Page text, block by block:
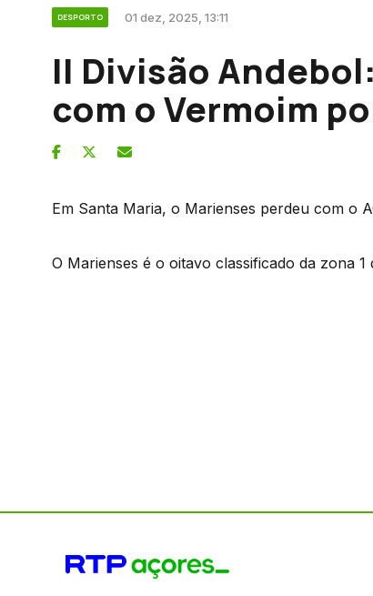
DESPORTO 01 dez, 2025, 13:11
II Divisão
com o Vermoim
Em Santa Maria, o Marienses perdeu com o
O Marienses é o oitavo classificado da zona